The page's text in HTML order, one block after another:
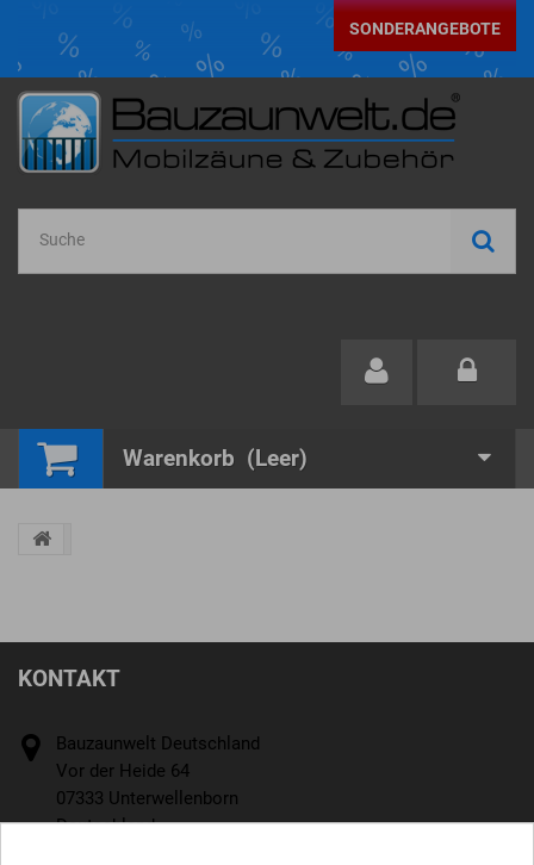
SONDERANGEBOTE
Warenkorb (Leer)
KONTAKT
Bauzaunwelt Deutschland
Vor der Heide 64
07333 Unterwellenborn
Deutschland